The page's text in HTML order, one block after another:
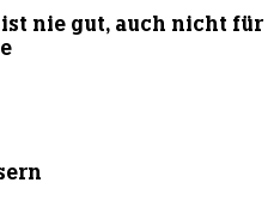
nie gut, auch nicht für